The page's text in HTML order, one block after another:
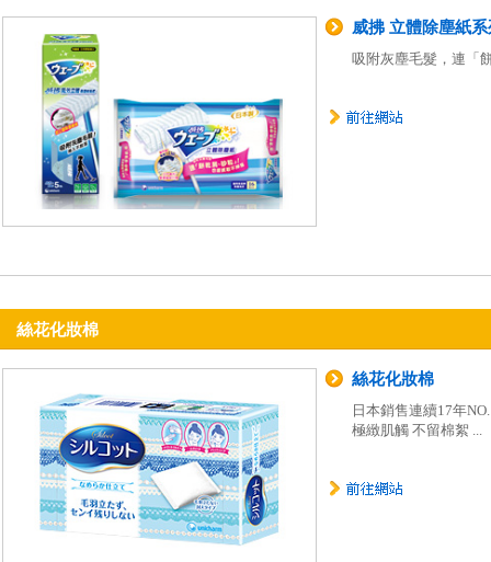
威拂 立體除塵紙系
吸附灰塵毛髮，連「
絲花化妝棉
絲花化妝棉
日本銷售連續17年
極緻肌觸 不留棉絮 ...